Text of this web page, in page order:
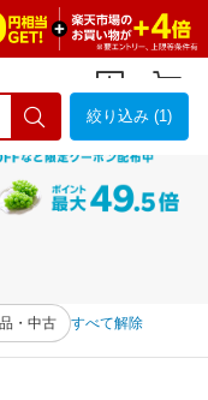
絞り込み (1)
・中古 すべて解除